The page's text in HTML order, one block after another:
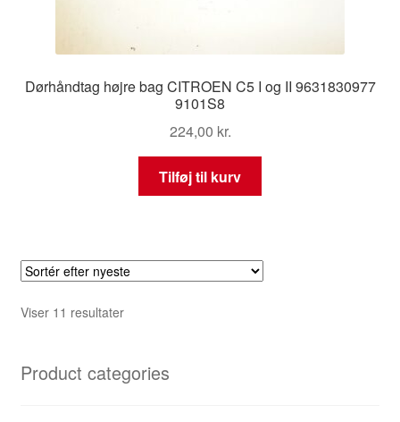
Dørhåndtag højre bag CITROEN C5 I og II 9631830977
9101S8
224,00 kr.
Tilføj til kurv
Viser 11 resultaterSorteret
Product categories